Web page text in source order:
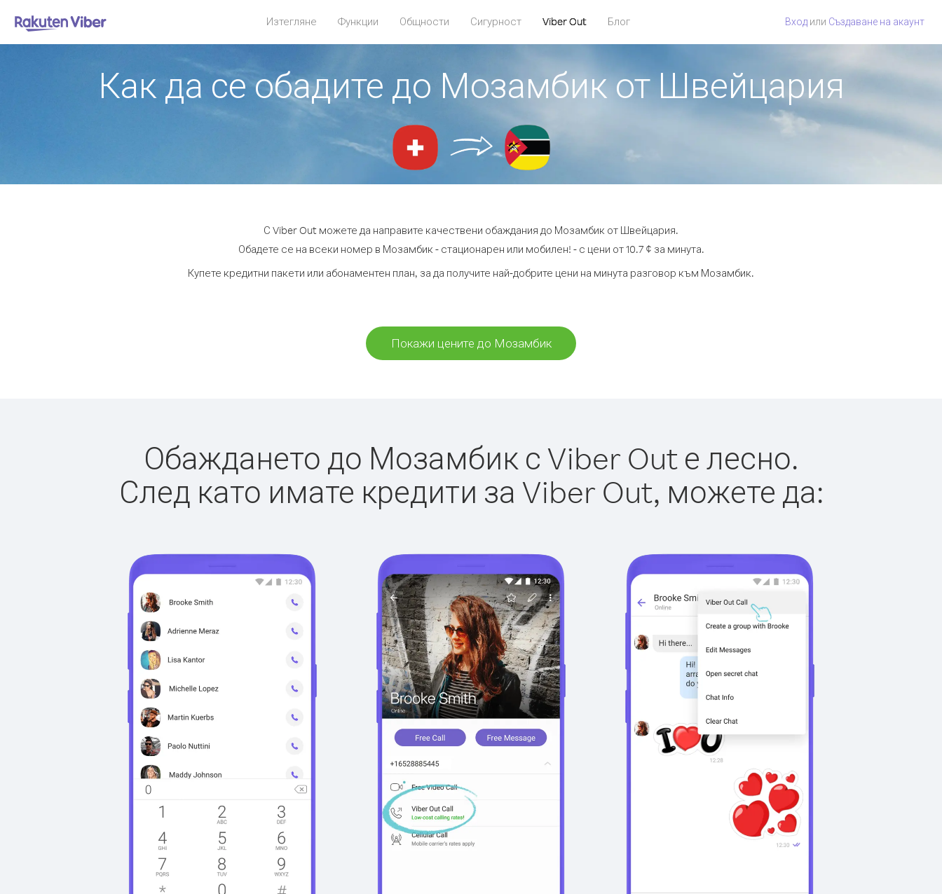
Изтегляне Функции Общности Сигурност Viber Out Блог Вход или Създаване на акаунт
Как да се обадите до Мозамбик от Швейцария
С Viber Out можете да направите качествени обаждания до Мозамбик от Швейцария.
Обадете се на всеки номер в Мозамбик - стационарен или мобилен! - с цени от 10.7 ¢ за минута.
Купете кредитни пакети или абонаментен план, за да получите най-добрите цени на минута разговор към Мозамбик.
Покажи цените до Мозамбик
Обаждането до Мозамбик с Viber Out е лесно.
След като имате кредити за Viber Out, можете да: